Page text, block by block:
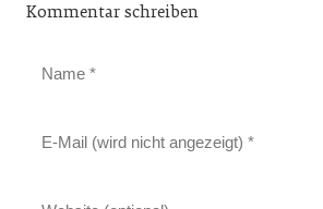
Kommentar schreiben